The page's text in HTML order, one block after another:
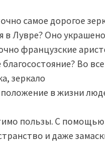
самое дорогое
в Лувре? Оно
французские
Во
зеркало
в жизни
пользы. С помощью
и даже